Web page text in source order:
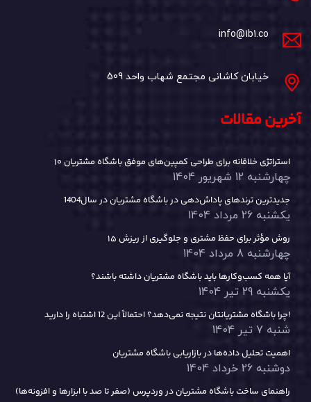
info@1b1.co
خیابان کاشانی مجتمع شهاب واحد 509
آخرین مقالات
۱۰ استراتژی خلاقانه برای طراحی کمپین‌های موفق باشگاه مشتریان
چهارشنبه 12 شهریور 1404
جدیدترین ترندهای پاداش‌دهی در باشگاه مشتریان در سال1404
یکشنبه 26 مرداد 1404
۱۵ روش مؤثر برای حفظ مشتری و جلوگیری از ریزش
چهارشنبه 8 مرداد 1404
آیا همه کسب‌وکارها باید باشگاه مشتریان داشته باشند؟
یکشنبه 29 تیر 1404
چرا باشگاه مشتریانتان نتیجه نمی‌دهد؟ احتمالاً این 12 اشتباه را دارید!
شنبه 7 تیر 1404
اهمیت تحلیل داده‌ها در بازاریابی باشگاه مشتریان
دوشنبه 26 خرداد 1404
راهنمای ساخت باشگاه مشتریان در وردپرس (صفر تا صد با ابزارها و افزونه‌ها)